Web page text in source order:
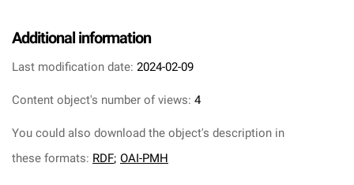
Additional information
Last modification date: 2024-02-09
Content object's number of views: 4
You could also download the object's description in
these formats: RDF; OAI-PMH